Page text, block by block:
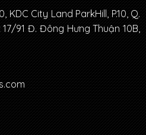
KDC City Land ParkHill, P.10, Q.
17/91 Đ. Đông Hưng Thuận 10B,